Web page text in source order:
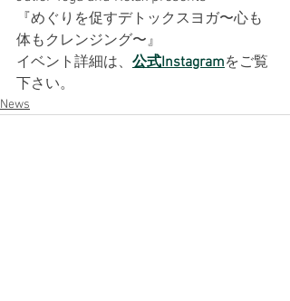
『めぐりを促すデトックスヨガ〜心も
体もクレンジング〜』
⁡イベント詳細は、 公式Instagramをご覧
下さい。
News